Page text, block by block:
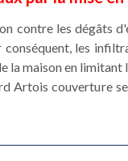
contre les dégâts
les
maison en limitant
Artois couverture